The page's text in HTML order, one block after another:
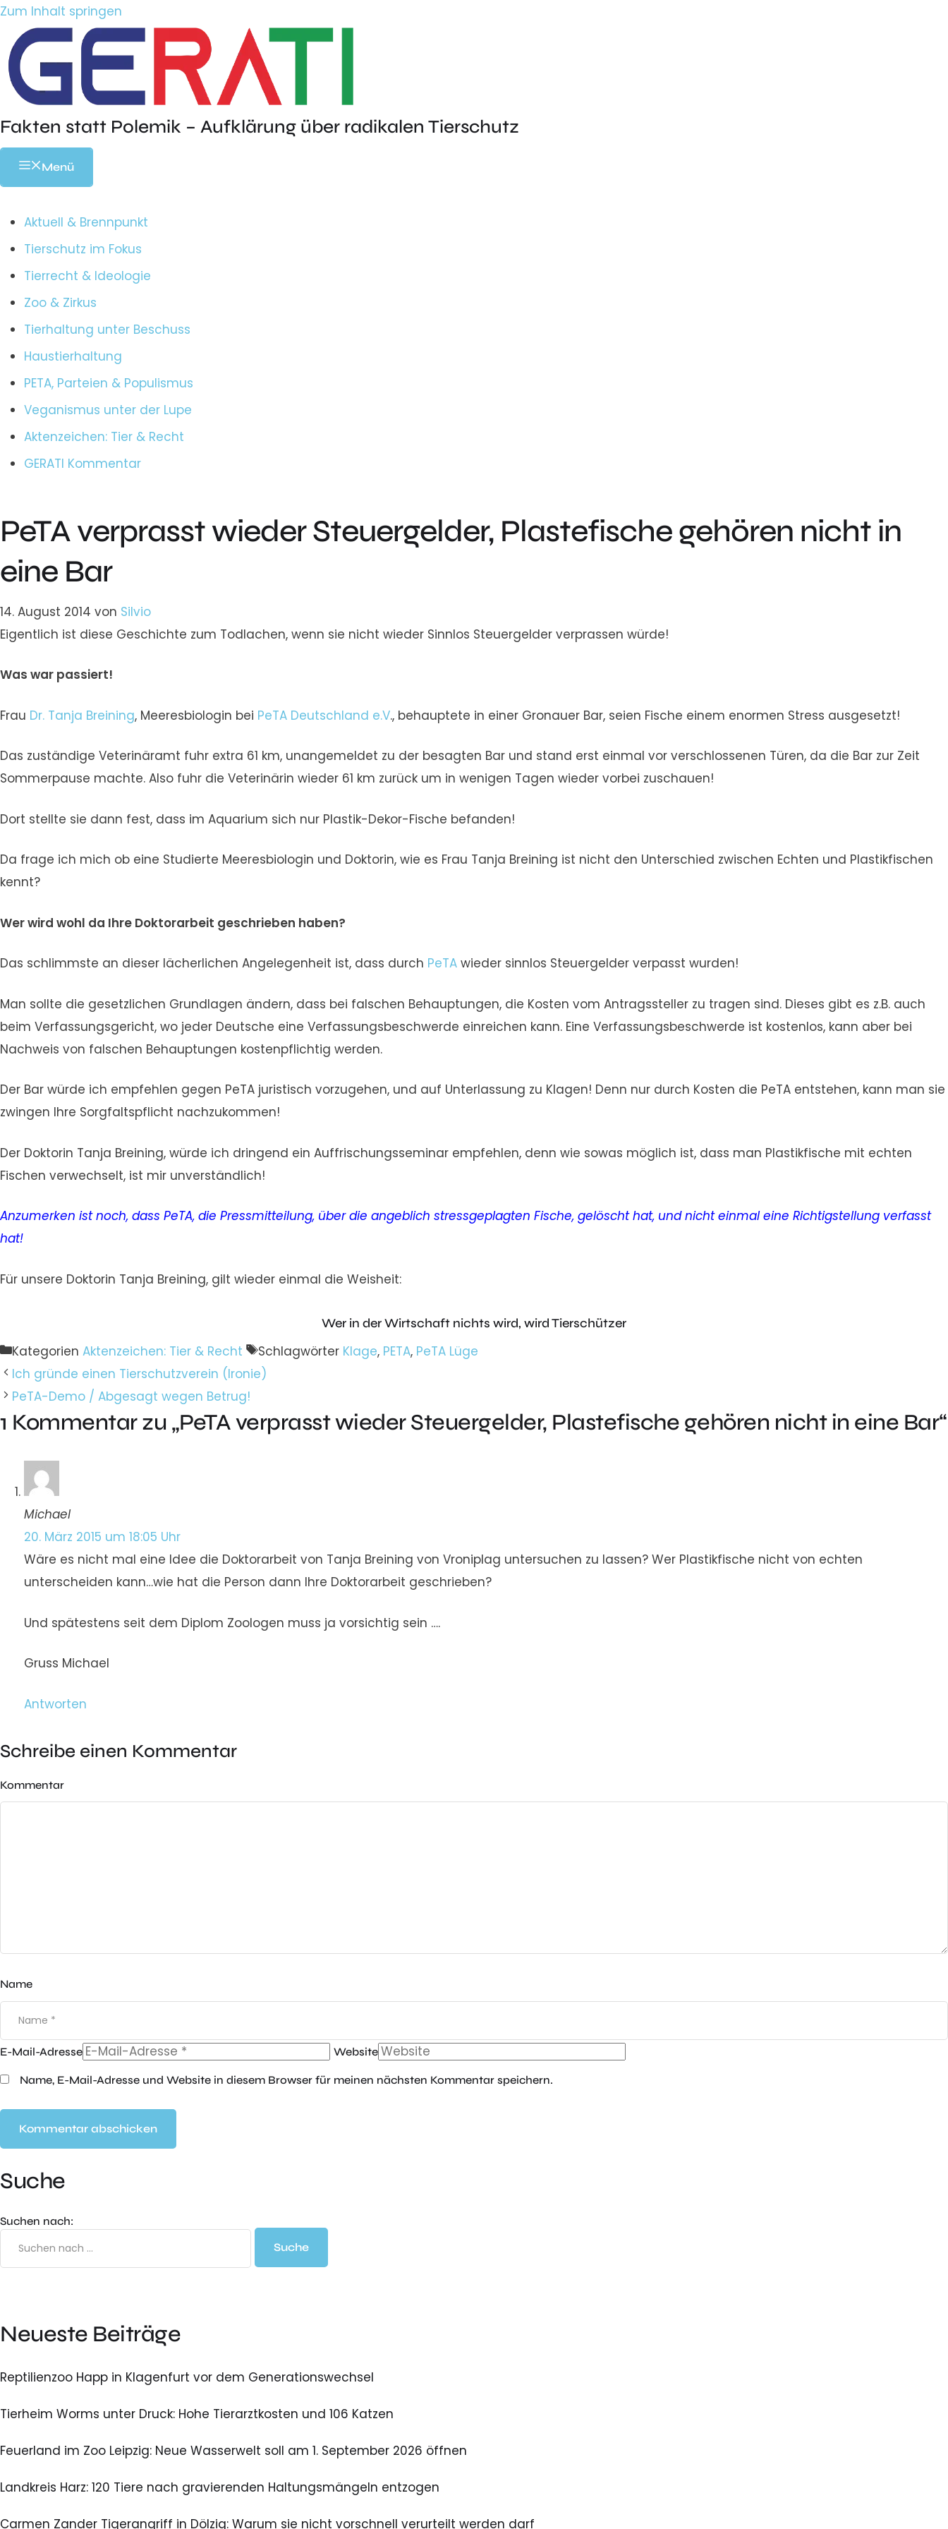
Zum Inhalt springen
Fakten statt Polemik – Aufklärung über radikalen Tierschutz
Menü
Aktuell & Brennpunkt
Tierschutz im Fokus
Tierrecht & Ideologie
Zoo & Zirkus
Tierhaltung unter Beschuss
Haustierhaltung
PETA, Parteien & Populismus
Veganismus unter der Lupe
Aktenzeichen: Tier & Recht
GERATI Kommentar
PeTA verprasst wieder Steuergelder, Plastefische gehören nicht in
eine Bar
14. August 2014 von Silvio
Eigentlich ist diese Geschichte zum Todlachen, wenn sie nicht wieder Sinnlos Steuergelder verprassen würde!
Was war passiert!
Frau Dr. Tanja Breining, Meeresbiologin bei PeTA Deutschland e.V., behauptete in einer Gronauer Bar, seien Fische einem enormen Stress ausgesetzt!
Das zuständige Veterinäramt fuhr extra 61 km, unangemeldet zu der besagten Bar und stand erst einmal vor verschlossenen Türen, da die Bar zur Zeit
Sommerpause machte. Also fuhr die Veterinärin wieder 61 km zurück um in wenigen Tagen wieder vorbei zuschauen!
Dort stellte sie dann fest, dass im Aquarium sich nur Plastik-Dekor-Fische befanden!
Da frage ich mich ob eine Studierte Meeresbiologin und Doktorin, wie es Frau Tanja Breining ist nicht den Unterschied zwischen Echten und Plastikfischen
kennt?
Wer wird wohl da Ihre Doktorarbeit geschrieben haben?
Das schlimmste an dieser lächerlichen Angelegenheit ist, dass durch PeTA wieder sinnlos Steuergelder verpasst wurden!
Man sollte die gesetzlichen Grundlagen ändern, dass bei falschen Behauptungen, die Kosten vom Antragssteller zu tragen sind. Dieses gibt es z.B. auch
beim Verfassungsgericht, wo jeder Deutsche eine Verfassungsbeschwerde einreichen kann. Eine Verfassungsbeschwerde ist kostenlos, kann aber bei
Nachweis von falschen Behauptungen kostenpflichtig werden.
Der Bar würde ich empfehlen gegen PeTA juristisch vorzugehen, und auf Unterlassung zu Klagen! Denn nur durch Kosten die PeTA entstehen, kann man sie
zwingen Ihre Sorgfaltspflicht nachzukommen!
Der Doktorin Tanja Breining, würde ich dringend ein Auffrischungsseminar empfehlen, denn wie sowas möglich ist, dass man Plastikfische mit echten
Fischen verwechselt, ist mir unverständlich!
Anzumerken ist noch, dass PeTA, die Pressmitteilung, über die angeblich stressgeplagten Fische, gelöscht hat, und nicht einmal eine Richtigstellung verfasst
hat!
Für unsere Doktorin Tanja Breining, gilt wieder einmal die Weisheit:
Wer in der Wirtschaft nichts wird, wird Tierschützer
Kategorien Aktenzeichen: Tier & Recht Schlagwörter Klage, PETA, PeTA Lüge
Ich gründe einen Tierschutzverein (Ironie)
PeTA-Demo / Abgesagt wegen Betrug!
1 Kommentar zu „PeTA verprasst wieder Steuergelder, Plastefische gehören nicht in eine Bar“
Michael
20. März 2015 um 18:05 Uhr
Wäre es nicht mal eine Idee die Doktorarbeit von Tanja Breining von Vroniplag untersuchen zu lassen? Wer Plastikfische nicht von echten
unterscheiden kann…wie hat die Person dann Ihre Doktorarbeit geschrieben?
Und spätestens seit dem Diplom Zoologen muss ja vorsichtig sein ….
Gruss Michael
Antworten
Schreibe einen Kommentar
Kommentar
Name
E-Mail-Adresse Website
Name, E-Mail-Adresse und Website in diesem Browser für meinen nächsten Kommentar speichern.
Suche
Suchen nach:
Neueste Beiträge
Reptilienzoo Happ in Klagenfurt vor dem Generationswechsel
Tierheim Worms unter Druck: Hohe Tierarztkosten und 106 Katzen
Feuerland im Zoo Leipzig: Neue Wasserwelt soll am 1. September 2026 öffnen
Landkreis Harz: 120 Tiere nach gravierenden Haltungsmängeln entzogen
Carmen Zander Tigerangriff in Dölzig: Warum sie nicht vorschnell verurteilt werden darf